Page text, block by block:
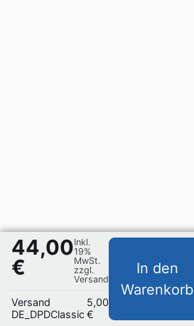
44,00
€
Inkl.
19%
MwSt.
zzgl.
Versand
Versand
DE_DPDClassic
5,00
€
In den
Warenkorb